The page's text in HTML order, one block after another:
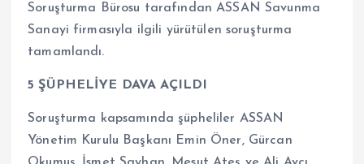
Soruşturma Bürosu tarafından ASSAN Savunma
Sanayi firmasıyla ilgili yürütülen soruşturma
tamamlandı.
5 ŞÜPHELİYE DAVA AÇILDI
Soruşturma kapsamında şüpheliler ASSAN
Yönetim Kurulu Başkanı Emin Öner, Gürcan